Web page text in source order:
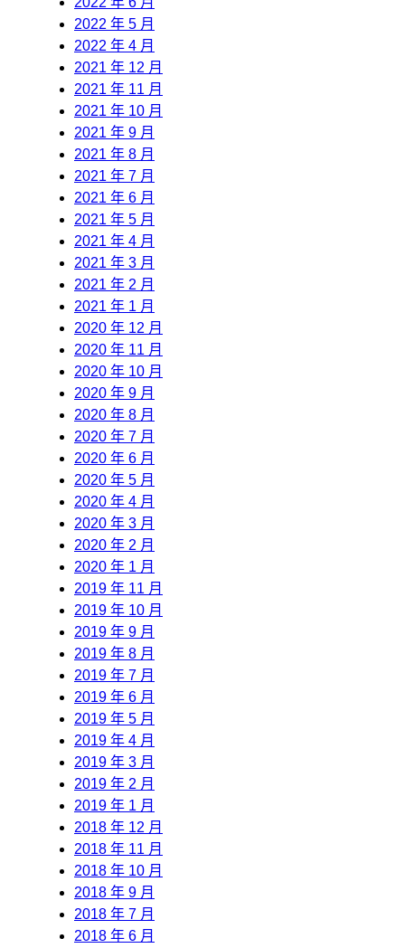
2022 年 5 月
2022 年 4 月
2021 年 12 月
2021 年 11 月
2021 年 10 月
2021 年 9 月
2021 年 8 月
2021 年 7 月
2021 年 6 月
2021 年 5 月
2021 年 4 月
2021 年 3 月
2021 年 2 月
2021 年 1 月
2020 年 12 月
2020 年 11 月
2020 年 10 月
2020 年 9 月
2020 年 8 月
2020 年 7 月
2020 年 6 月
2020 年 5 月
2020 年 4 月
2020 年 3 月
2020 年 2 月
2020 年 1 月
2019 年 11 月
2019 年 10 月
2019 年 9 月
2019 年 8 月
2019 年 7 月
2019 年 6 月
2019 年 5 月
2019 年 4 月
2019 年 3 月
2019 年 2 月
2019 年 1 月
2018 年 12 月
2018 年 11 月
2018 年 10 月
2018 年 9 月
2018 年 7 月
2018 年 6 月